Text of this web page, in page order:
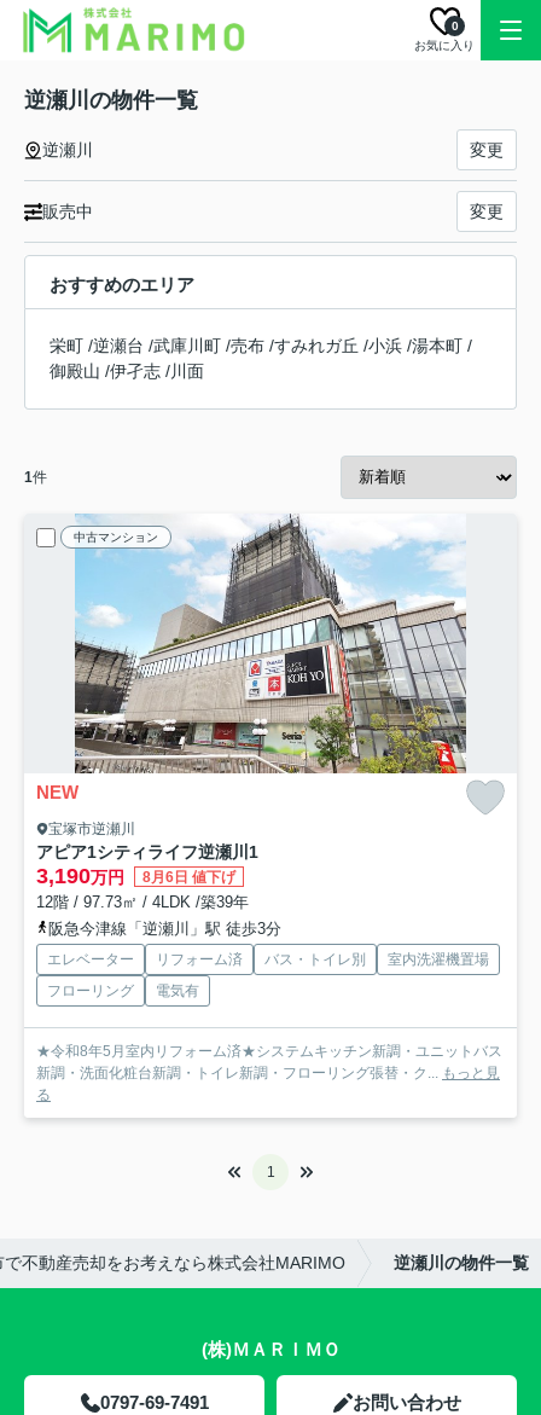
お気に入り
0
逆瀬川の物件一覧
逆瀬川 変更
販売中 変更
おすすめのエリア
栄町 /逆瀬台 /武庫川町 /売布 /すみれガ丘 /小浜 /湯本町 /
御殿山 /伊孑志 /川面
1件
中古マンション
NEW
宝塚市逆瀬川
アピア1シティライフ逆瀬川1
3,190万円 8月6日 値下げ
12階 / 97.73㎡ / 4LDK /築39年
阪急今津線「逆瀬川」駅 徒歩3分
エレベーター リフォーム済 バス・トイレ別
室内洗濯機置場
フローリング
電気有
★令和8年5月室内リフォーム済★システムキッチン新調・ユニットバス
新調・洗面化粧台新調・トイレ新調・フローリング張替・ク... もっと見
る
1
で不動産売却をお考えなら株式会社MARIMO 逆瀬川の物件一覧
(株)ＭＡＲＩＭＯ
0797-69-7491 お問い合わせ